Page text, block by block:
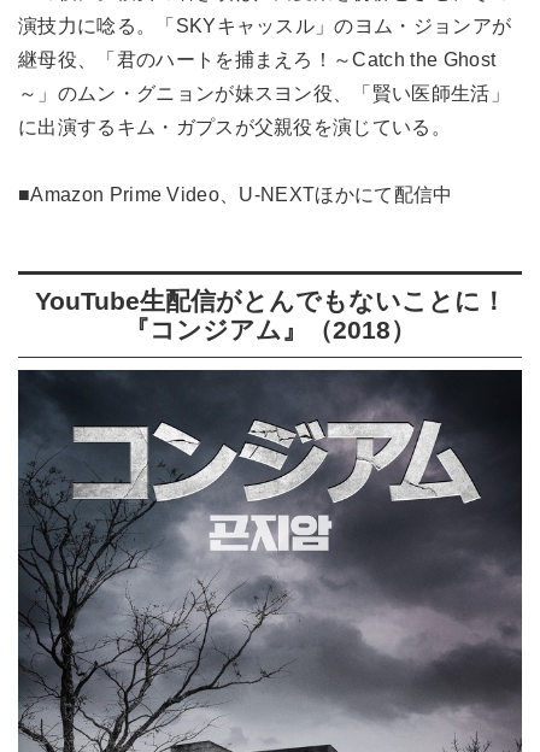
演技力に唸る。「SKYキャッスル」のヨム・ジョンアが
継母役、「君のハートを捕まえろ！～Catch the Ghost
～」のムン・グニョンが妹スヨン役、「賢い医師生活」
に出演するキム・ガプスが父親役を演じている。
■Amazon Prime Video、U-NEXTほかにて配信中
YouTube生配信がとんでもないことに！
『コンジアム』（2018）